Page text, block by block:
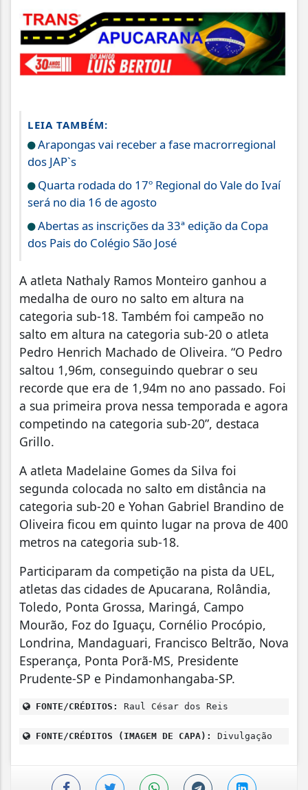
LEIA TAMBÉM:
Arapongas vai receber a fase macrorregional
dos JAP`s
Quarta rodada do 17º Regional do Vale do Ivaí
será no dia 16 de agosto
Abertas as inscrições da 33ª edição da Copa
dos Pais do Colégio São José
A atleta Nathaly Ramos Monteiro ganhou a
medalha de ouro no salto em altura na
categoria sub-18. Também foi campeão no
salto em altura na categoria sub-20 o atleta
Pedro Henrich Machado de Oliveira. “O Pedro
saltou 1,96m, conseguindo quebrar o seu
recorde que era de 1,94m no ano passado. Foi
a sua primeira prova nessa temporada e agora
competindo na categoria sub-20”, destaca
Grillo.
A atleta Madelaine Gomes da Silva foi
segunda colocada no salto em distância na
categoria sub-20 e Yohan Gabriel Brandino de
Oliveira ficou em quinto lugar na prova de 400
metros na categoria sub-18.
Participaram da competição na pista da UEL,
atletas das cidades de Apucarana, Rolândia,
Toledo, Ponta Grossa, Maringá, Campo
Mourão, Foz do Iguaçu, Cornélio Procópio,
Londrina, Mandaguari, Francisco Beltrão, Nova
Esperança, Ponta Porã-MS, Presidente
Prudente-SP e Pindamonhangaba-SP.
FONTE/CRÉDITOS: Raul César dos Reis
FONTE/CRÉDITOS (IMAGEM DE CAPA): Divulgação